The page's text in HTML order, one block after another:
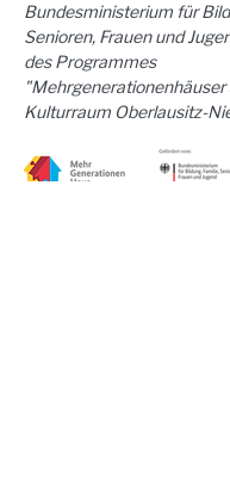
Bundesministerium für
Senioren, Frauen und
des Programmes
Kulturraum Oberlausitz-